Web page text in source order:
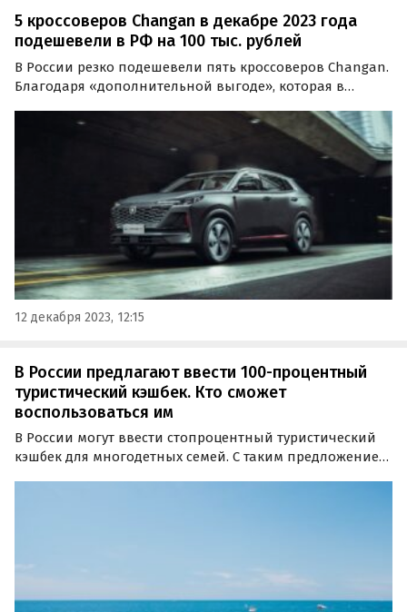
5 кроссоверов Changan в декабре 2023 года
подешевели в РФ на 100 тыс. рублей
В России резко подешевели пять кроссоверов Changan.
Благодаря «дополнительной выгоде», которая в
комплектациях стали доступнее на 100 тыс. рублей,
12 декабря 2023, 12:15
В России предлагают ввести 100-процентный
туристический кэшбек. Кто сможет
воспользоваться им
В России могут ввести стопроцентный туристический
кэшбек для многодетных семей. С таким предложением